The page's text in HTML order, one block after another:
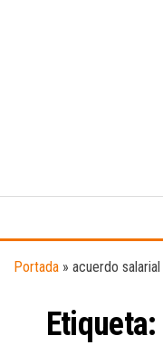
Portada » acuerdo salarial
Etiqueta: